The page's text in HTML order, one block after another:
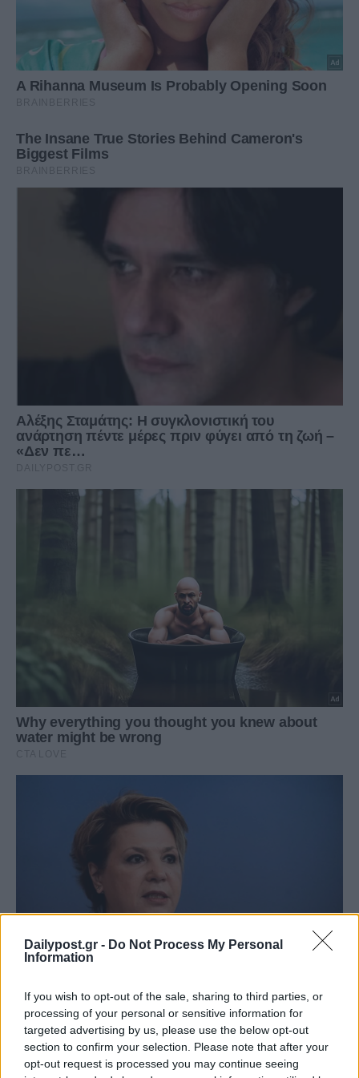
Dailypost.gr - Do Not Process My Personal
Information
If you wish to opt-out of the sale, sharing to third parties, or
processing of your personal or sensitive information for
targeted advertising by us, please use the below opt-out
section to confirm your selection. Please note that after your
opt-out request is processed you may continue seeing